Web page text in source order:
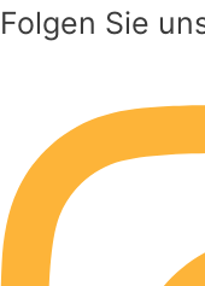
Folgen Sie